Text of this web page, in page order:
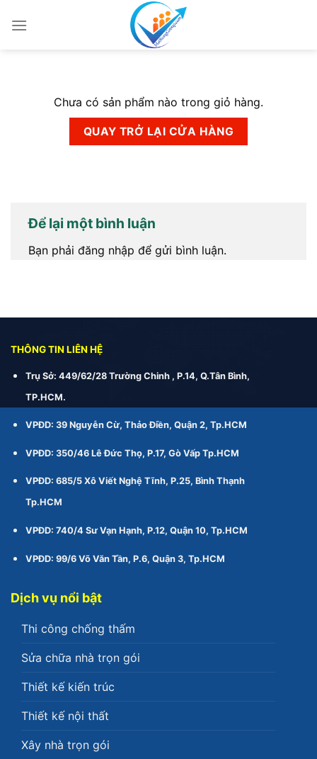
đến
Chưa có sản phẩm nào trong giỏ hàng.
QUAY TRỞ LẠI CỬA HÀNG
Để lại một bình luận
Bạn phải đăng nhập để gửi bình luận.
THÔNG TIN LIÊN HỆ
Trụ Sở: 449/62/28 Trường Chinh , P.14, Q.Tân Bình,
TP.HCM.
VPĐD: 39 Nguyễn Cừ, Thảo Điền, Quận 2, Tp.HCM
VPĐD: 350/46 Lê Đức Thọ, P.17, Gò Vấp Tp.HCM
VPĐD: 685/5 Xô Viết Nghệ Tĩnh, P.25, Bình Thạnh
Tp.HCM
VPĐD: 740/4 Sư Vạn Hạnh, P.12, Quận 10, Tp.HCM
VPĐD: 99/6 Võ Văn Tần, P.6, Quận 3, Tp.HCM
Dịch vụ nổi bật
Thi công chống thấm
Sửa chữa nhà trọn gói
Thiết kế kiến trúc
Thiết kế nội thất
Xây nhà trọn gói